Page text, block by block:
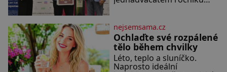
porota z celkem 1260
vzorků od 157 vinařů. Král
vín, který se – i pře
nejsemsama.cz
Ochlaďte své rozpálené
tělo během chvilky
Léto, teplo a sluníčko.
Naprosto ideální